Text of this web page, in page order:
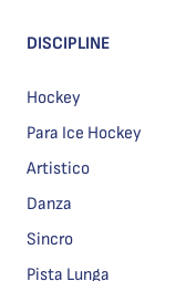
DISCIPLINE
Hockey
Para Ice Hockey
Artistico
Danza
Sincro
Pista Lunga